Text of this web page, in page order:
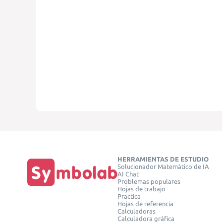
HERRAMIENTAS DE ESTUDIO
Solucionador Matemático de IA
AI Chat
Problemas populares
Hojas de trabajo
Practica
Hojas de referencia
Calculadoras
Calculadora gráfica